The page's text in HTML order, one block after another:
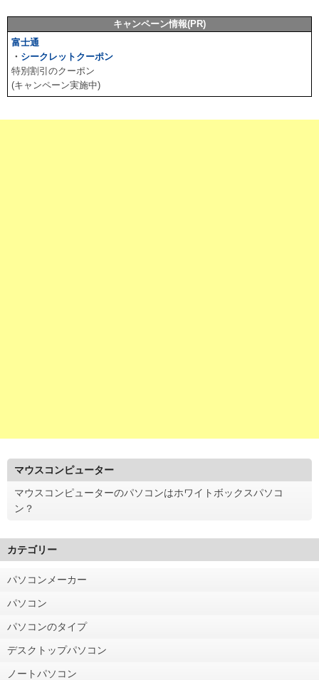
キャンペーン情報(PR)
富士通
・ シークレットクーポン
特別割引のクーポン
(キャンペーン実施中)
マウスコンピューター
マウスコンピューターのパソコンはホワイトボックスパソコ
ン？
カテゴリー
パソコンメーカー
パソコン
パソコンのタイプ
デスクトップパソコン
ノートパソコン